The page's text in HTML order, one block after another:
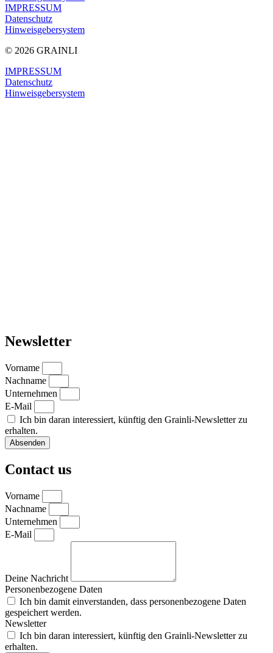
IMPRESSUM
Datenschutz
Hinweis­geber­system
© 2026 GRAINLI
IMPRESSUM
Datenschutz
Hinweisgeber­system
Newsletter
Vorname
Nachname
Unternehmen
E-Mail
Ich bin daran interessiert, künftig den Grainli-Newsletter zu
erhalten.
Absenden
Contact us
Vorname
Nachname
Unternehmen
E-Mail
Deine Nachricht
Personenbezogene Daten
Ich bin damit einverstanden, dass personenbezogene Daten
gespeichert werden.
Newsletter
Ich bin daran interessiert, künftig den Grainli-Newsletter zu
erhalten.